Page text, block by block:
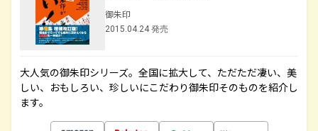
御朱印
2015.04.24 発売
大人気の御朱印シリーズ。全国に拡大して、ただただ凄い、美
しい、おもしろい、珍しいにこだわり御朱印そのものを紹介し
ます。